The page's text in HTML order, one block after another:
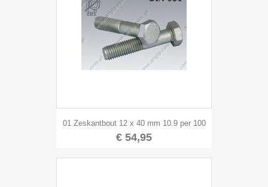
01 Zeskantbout 12 x 40 mm 10.9 per 100
€ 54,95